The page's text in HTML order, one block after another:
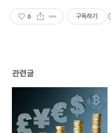
6 구독하기
관련글